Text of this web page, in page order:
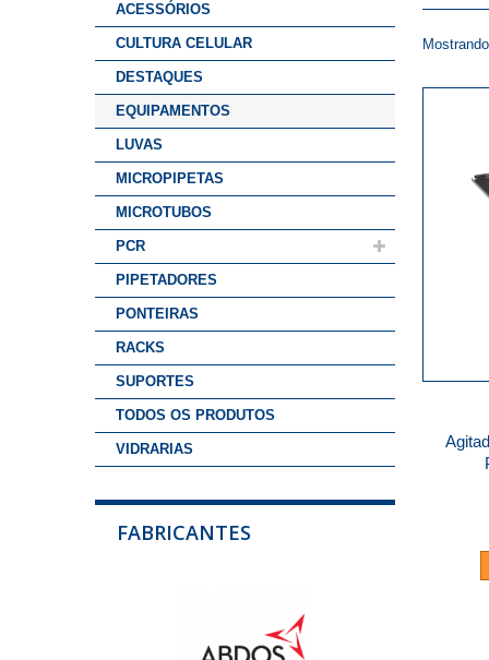
ACESSÓRIOS
CULTURA CELULAR
DESTAQUES
EQUIPAMENTOS
LUVAS
MICROPIPETAS
MICROTUBOS
PCR
PIPETADORES
PONTEIRAS
RACKS
SUPORTES
TODOS OS PRODUTOS
VIDRARIAS
FABRICANTES